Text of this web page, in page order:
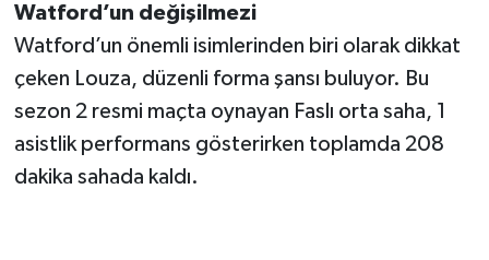
Watford’un değişilmezi
Watford’un önemli isimlerinden biri olarak dikkat
çeken Louza, düzenli forma şansı buluyor. Bu
sezon 2 resmi maçta oynayan Faslı orta saha, 1
asistlik performans gösterirken toplamda 208
dakika sahada kaldı.